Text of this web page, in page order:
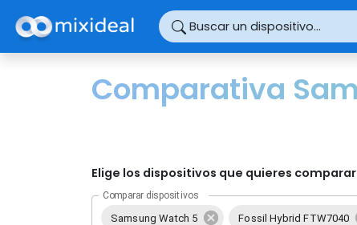
Buscar un dispositivo...
Comparativa
Elige los dispositivos que quieres comparar
Comparar dispositivos
Samsung Watch 5 Fossil Hybrid FTW7040